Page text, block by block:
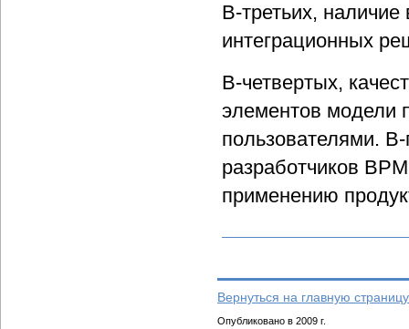
В-третьих,
интеграционных
В-четвертых,
элементов модели
пользователями.
разработчиков
применению
Вернуться на главную
Опубликовано в 2009 г.